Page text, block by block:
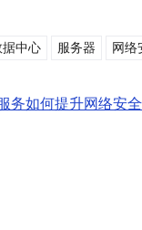
据中心 服务器 网络
务如何提升网络安